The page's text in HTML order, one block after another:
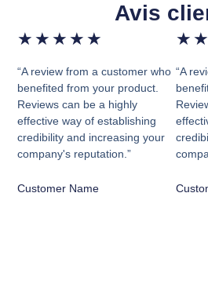
Avis
★ ★ ★ ★ ★
“A review from a customer who
benefited from your product.
Reviews can be a highly
effective way of establishing
credibility and increasing your
company's reputation.”
Customer Name
★ ★
“A